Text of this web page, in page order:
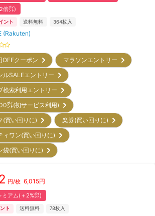
倍㌽)
ント 送料無料 364枚入
(Rakuten)
クーポン
マラソンエントリー
ルSALEエントリー
検索利用エントリー
㌽(初サービス利用)
(買い回りに)
楽券(買い回りに)
ィワン(買い回りに)
袋(買い回りに)
円/枚 6,015円
ミアム(＋2%㌽)
ト 送料無料 78枚入